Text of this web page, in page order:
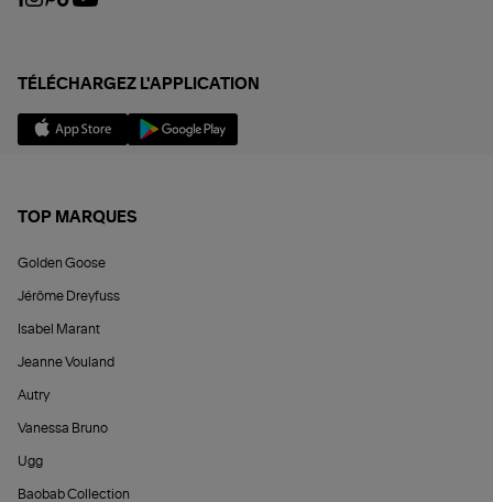
TÉLÉCHARGEZ L'APPLICATION
TOP MARQUES
Golden Goose
Jérôme Dreyfuss
Isabel Marant
Jeanne Vouland
Autry
Vanessa Bruno
Ugg
Baobab Collection